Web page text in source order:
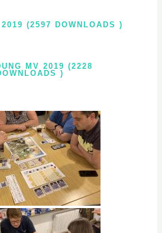
(2597 DOWNLOADS )
MV 2019 (2228
)